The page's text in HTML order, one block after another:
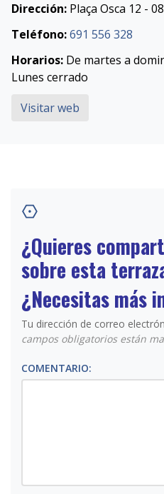
Dirección: Plaça Osca 12 -
Teléfono:691 556 328
Horarios: De martes a
Lunes cerrado
Visitar web
¿Quieres
sobre esta
¿Necesitas más
Tu dirección de correo
campos obligatorios están
COMENTARIO: